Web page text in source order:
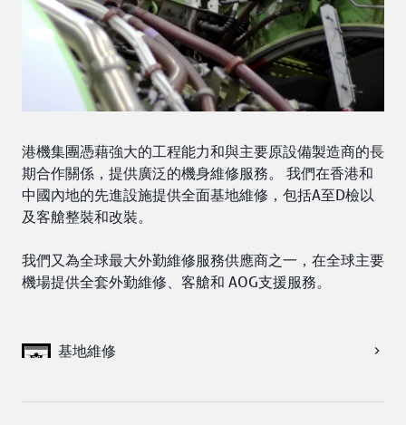
港機集團憑藉強大的工程能力和與主要原設備製造商的長
期合作關係，提供廣泛的機身維修服務。 我們在香港和
中國內地的先進設施提供全面基地維修，包括A至D檢以
及客艙整裝和改裝。
我們又為全球最大外勤維修服務供應商之一，在全球主要
機場提供全套外勤維修、客艙和 AOG支援服務。
基地維修